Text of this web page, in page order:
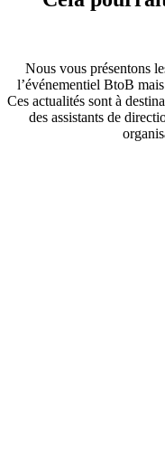
Nous vous présentons
l’événementiel BtoB
Ces actualités sont à
des assistants de